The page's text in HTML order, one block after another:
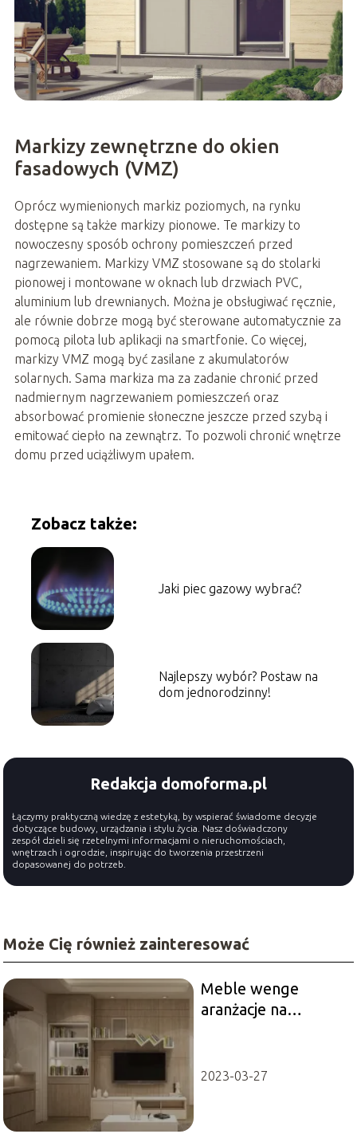
Markizy zewnętrzne do okien
fasadowych (VMZ)
Oprócz wymienionych markiz poziomych, na rynku
dostępne są także markizy pionowe. Te markizy to
nowoczesny sposób ochrony pomieszczeń przed
nagrzewaniem. Markizy VMZ stosowane są do stolarki
pionowej i montowane w oknach lub drzwiach PVC,
aluminium lub drewnianych. Można je obsługiwać ręcznie,
ale równie dobrze mogą być sterowane automatycznie za
pomocą pilota lub aplikacji na smartfonie. Co więcej,
markizy VMZ mogą być zasilane z akumulatorów
solarnych. Sama markiza ma za zadanie chronić przed
nadmiernym nagrzewaniem pomieszczeń oraz
absorbować promienie słoneczne jeszcze przed szybą i
emitować ciepło na zewnątrz. To pozwoli chronić wnętrze
domu przed uciążliwym upałem.
Zobacz także:
Jaki piec gazowy wybrać?
Najlepszy wybór? Postaw na
dom jednorodzinny!
Redakcja domoforma.pl
Łączymy praktyczną wiedzę z estetyką, by wspierać świadome decyzje
dotyczące budowy, urządzania i stylu życia. Nasz doświadczony
zespół dzieli się rzetelnymi informacjami o nieruchomościach,
wnętrzach i ogrodzie, inspirując do tworzenia przestrzeni
dopasowanej do potrzeb.
Może Cię również zainteresować
Meble wenge
aranżacje na
2023-03-27